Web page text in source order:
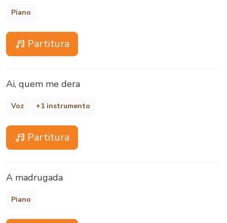
Piano
Partitura
Ai, quem me dera
Voz +1 instrumento
Partitura
A madrugada
Piano